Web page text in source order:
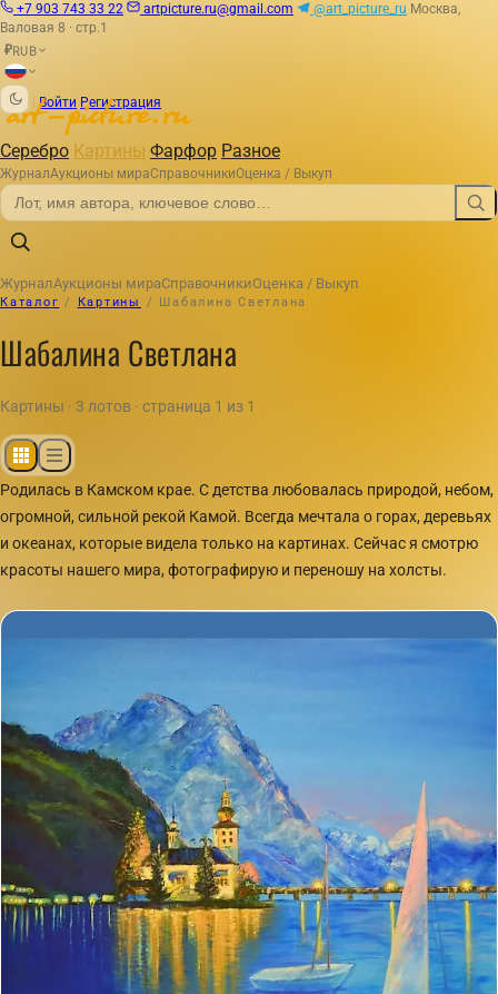
+7 903 743 33 22 artpicture.ru@gmail.com @art_picture_ru Москва,
Валовая 8 · стр.1
₽RUB
Войти Регистрация
Серебро Картины Фарфор Разное
ЖурналАукционы мираСправочникиОценка / Выкуп
ЖурналАукционы мираСправочникиОценка / Выкуп
Каталог / Картины / Шабалина Светлана
Шабалина Светлана
Картины · 3 лотов · страница 1 из 1
Родилась в Камском крае. С детства любовалась природой, небом,
огромной, сильной рекой Камой. Всегда мечтала о горах, деревьях
и океанах, которые видела только на картинах. Сейчас я смотрю
красоты нашего мира, фотографирую и переношу на холсты.